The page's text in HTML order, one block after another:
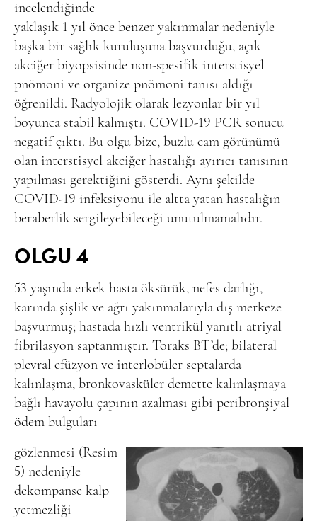
incelendiğinde
yaklaşık 1 yıl önce benzer yakınmalar nedeniyle
başka bir sağlık kuruluşuna başvurduğu, açık
akciğer biyopsisinde non-spesifik interstisyel
pnömoni ve organize pnömoni tanısı aldığı
öğrenildi. Radyolojik olarak lezyonlar bir yıl
boyunca stabil kalmıştı. COVID-19 PCR sonucu
negatif çıktı. Bu olgu bize, buzlu cam görünümü
olan interstisyel akciğer hastalığı ayırıcı tanısının
yapılması gerektiğini gösterdi. Aynı şekilde
COVID-19 infeksiyonu ile altta yatan hastalığın
beraberlik sergileyebileceği unutulmamalıdır.
OLGU 4
53 yaşında erkek hasta öksürük, nefes darlığı,
karında şişlik ve ağrı yakınmalarıyla dış merkeze
başvurmuş; hastada hızlı ventrikül yanıtlı atriyal
fibrilasyon saptanmıştır. Toraks BT’de; bilateral
plevral efüzyon ve interlobüler septalarda
kalınlaşma, bronkovasküler demette kalınlaşmaya
bağlı havayolu çapının azalması gibi peribronşiyal
ödem bulguları
gözlenmesi (Resim
5) nedeniyle
dekompanse kalp
yetmezliği